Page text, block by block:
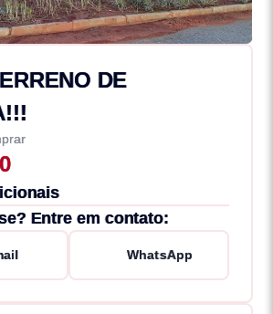
DE
Entre em contato:
WhatsApp